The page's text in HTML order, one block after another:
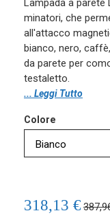
Lampada a parete
minatori, che
all'attacco
bianco, nero,
da parete per
testaletto.
... Leggi Tutto
Colore
318,13 €